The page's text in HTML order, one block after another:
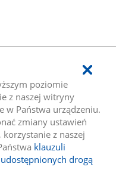
poziomie
z naszej witryny
w Państwa urządzeniu.
zmiany ustawień
z naszej
klauzuli
drogą